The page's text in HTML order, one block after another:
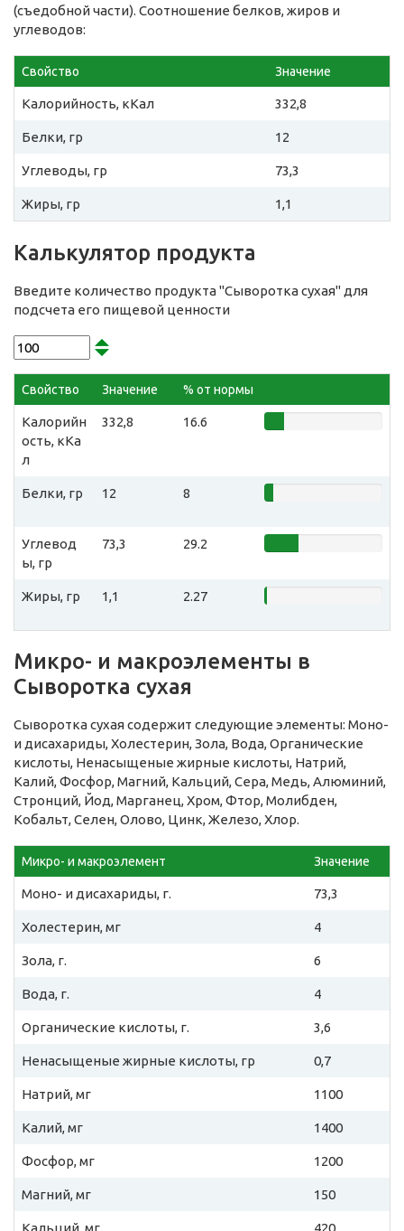
(съедобной части). Соотношение белков, жиров и
углеводов:
Свойство Значение
Калорийность, кКал 332,8
Белки, гр 12
Углеводы, гр 73,3
Жиры, гр 1,1
Калькулятор продукта
Введите количество продукта "Сыворотка сухая" для
подсчета его пищевой ценности
Свойство Значение % от нормы
Калорийн
ость, кКа
л
332,8 16.6
Белки, гр 12 8
Углевод
ы, гр
73,3 29.2
Жиры, гр 1,1 2.27
Микро- и макроэлементы в
Сыворотка сухая
Сыворотка сухая содержит следующие элементы: Моно-
и дисахариды, Холестерин, Зола, Вода, Органические
кислоты, Ненасыщеные жирные кислоты, Натрий,
Калий, Фосфор, Магний, Кальций, Сера, Медь, Алюминий,
Стронций, Йод, Марганец, Хром, Фтор, Молибден,
Кобальт, Селен, Олово, Цинк, Железо, Хлор.
Микро- и макроэлемент Значение
Моно- и дисахариды, г. 73,3
Холестерин, мг 4
Зола, г. 6
Вода, г. 4
Органические кислоты, г. 3,6
Ненасыщеные жирные кислоты, гр 0,7
Натрий, мг 1100
Калий, мг 1400
Фосфор, мг 1200
Магний, мг 150
Кальций, мг 420